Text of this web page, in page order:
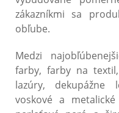
zákazníkmi sa
obľube.
Medzi
farby, farby na
lazúry, dekupážne
voskové a